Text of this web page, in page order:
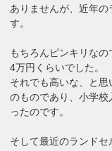
ありませんが、近年
す。
もちろんピンキリな
4万円くらいでした。
それでも高いな、と
のものであり、小学
ったのです。
そして最近のランド